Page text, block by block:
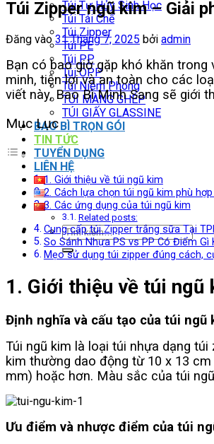
Túi Tự Hủy Sinh Học
Túi Tái Chế
Túi Zipper
Túi PE
Túi PP
Túi OPP
Túi Niêm Phong
TÚI MÀNG GHÉP
TÚI GIẤY GLASSINE
BAO BÌ TRỌN GÓI
TIN TỨC
TUYỂN DỤNG
LIÊN HỆ
Tìm
kiếm:
Túi Zipper ngũ kim – Giải
Đăng vào31 Tháng 7, 2025 bởi admin
Bạn có bao giờ gặp khó khăn
minh, tiện lợi và an toàn cho các
viết này, Bao Bì Minh Sang sẽ giới
Mục Lục
1. Giới thiệu về túi ngũ kim
2. Cách lựa chọn túi ngũ kim phù
3. Các ứng dụng của túi ngũ kim
Related posts:
Cung cấp túi Zipper trắng sữa Tại
So Sánh Nhựa PS vs PP Có Điểm Gì
Mẹo sử dụng túi zipper đúng cách,
1. Giới thiệu về túi ngũ
Định nghĩa và cấu tạo của túi ngũ
Túi ngũ kim là loại túi nhựa dạng
kim thường dao động từ 10 x 13
mm) hoặc hơn. Màu sắc của túi
Ưu điểm và nhược điểm của túi